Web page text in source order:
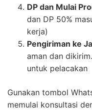
DP dan Mulai
dan DP 50%
kerja)
Pengiriman ke
aman dan
untuk pelacakan
Gunakan tombol
memulai konsultasi